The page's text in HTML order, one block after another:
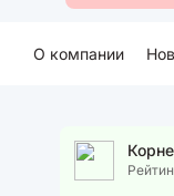
О компании